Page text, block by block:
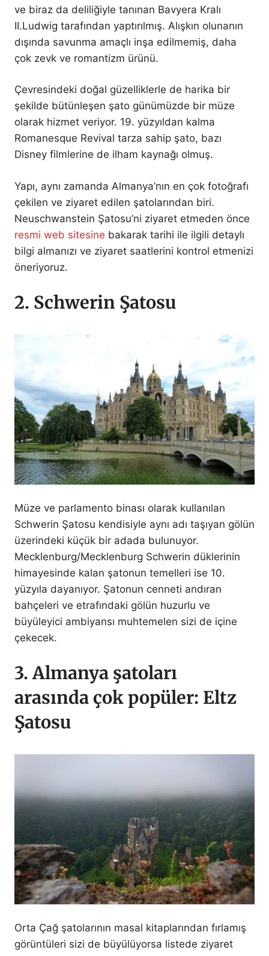
ve biraz da deliliğiyle tanınan Bavyera Kralı
II.Ludwig tarafından yaptırılmış. Alışkın olunanın
dışında savunma amaçlı inşa edilmemiş, daha
çok zevk ve romantizm ürünü.
Çevresindeki doğal güzelliklerle de harika bir
şekilde bütünleşen şato günümüzde bir müze
olarak hizmet veriyor. 19. yüzyıldan kalma
Romanesque Revival tarza sahip şato, bazı
Disney filmlerine de ilham kaynağı olmuş.
Yapı, aynı zamanda Almanya’nın en çok fotoğrafı
çekilen ve ziyaret edilen şatolarından biri.
Neuschwanstein Şatosu’ni ziyaret etmeden önce
resmi web sitesine bakarak tarihi ile ilgili detaylı
bilgi almanızı ve ziyaret saatlerini kontrol etmenizi
öneriyoruz.
2. Schwerin Şatosu
Müze ve parlamento binası olarak kullanılan
Schwerin Şatosu kendisiyle aynı adı taşıyan gölün
üzerindeki küçük bir adada bulunuyor.
Mecklenburg/Mecklenburg Schwerin düklerinin
himayesinde kalan şatonun temelleri ise 10.
yüzyıla dayanıyor. Şatonun cenneti andıran
bahçeleri ve etrafındaki gölün huzurlu ve
büyüleyici ambiyansı muhtemelen sizi de içine
çekecek.
3. Almanya şatoları
arasında çok popüler: Eltz
Şatosu
Orta Çağ şatolarının masal kitaplarından fırlamış
görüntüleri sizi de büyülüyorsa listede ziyaret